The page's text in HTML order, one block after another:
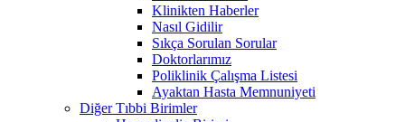
Klinikten Haberler
Nasıl Gidilir
Sıkça Sorulan Sorular
Doktorlarımız
Poliklinik Çalışma Listesi
Ayaktan Hasta Memnuniyeti
Diğer Tıbbi Birimler